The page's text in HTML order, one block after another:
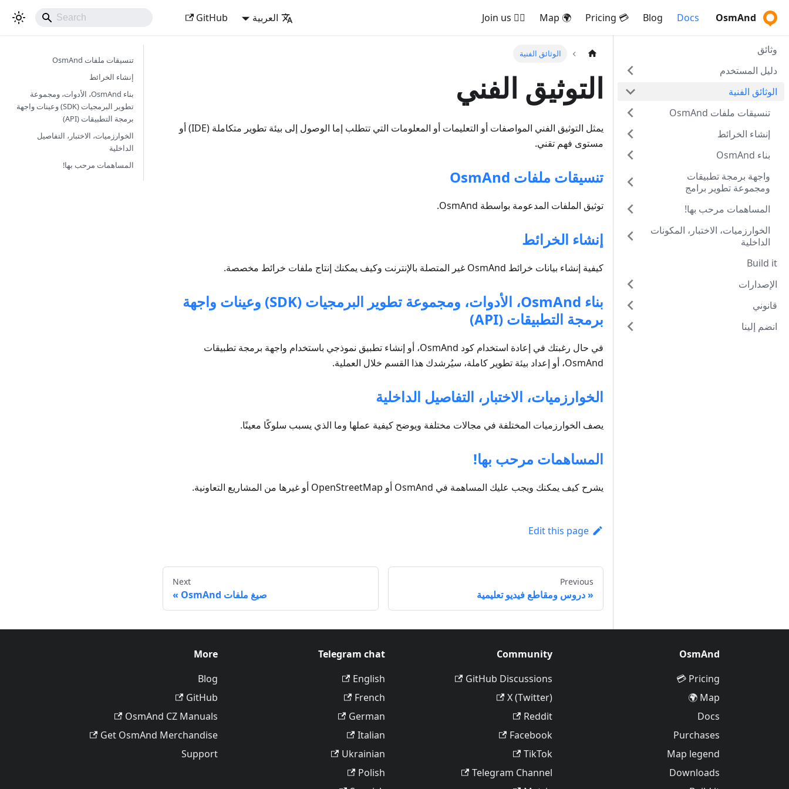
OsmAnd
Docs
Blog
💳 Pricing
🌍 Map
🚵‍♂️ Join us العربية GitHub
وثائق
دليل المستخدم
الوثائق الفنية
تنسيقات ملفات OsmAnd
إنشاء الخرائط
بناء OsmAnd
واجهة برمجة تطبيقات
ومجموعة تطوير برامج
المساهمات مرحب بها!
الخوارزميات، الاختبار، المكونات
الداخلية
Build it
الإصدارات
قانوني
انضم إلينا
الوثائق الفنية
التوثيق الفني
يمثل التوثيق الفني المواصفات أو التعليمات أو المعلومات التي تتطلب إما الوصول إلى بيئة تطوير متكاملة (IDE) أو
مستوى فهم تقني.
تنسيقات ملفات OsmAnd
توثيق الملفات المدعومة بواسطة OsmAnd.
إنشاء الخرائط
كيفية إنشاء بيانات خرائط OsmAnd غير المتصلة بالإنترنت وكيف يمكنك إنتاج ملفات خرائط مخصصة.
بناء OsmAnd، الأدوات، ومجموعة تطوير البرمجيات (SDK) وعينات واجهة
برمجة التطبيقات (API)
في حال رغبتك في إعادة استخدام كود OsmAnd، أو إنشاء تطبيق نموذجي باستخدام واجهة برمجة تطبيقات
OsmAnd، أو إعداد بيئة تطوير كاملة، سيُرشدك هذا القسم خلال العملية.
الخوارزميات، الاختبار، التفاصيل الداخلية
يصف الخوارزميات المختلفة في مجالات مختلفة ويوضح كيفية عملها وما الذي يسبب سلوكًا معينًا.
المساهمات مرحب بها!
يشرح كيف يمكنك ويجب عليك المساهمة في OsmAnd أو OpenStreetMap أو غيرها من المشاريع التعاونية.
Edit this page
Previous
دروس ومقاطع فيديو تعليمية
Next
صيغ ملفات OsmAnd
تنسيقات ملفات OsmAnd
إنشاء الخرائط
بناء OsmAnd، الأدوات، ومجموعة
تطوير البرمجيات (SDK) وعينات واجهة
برمجة التطبيقات (API)
الخوارزميات، الاختبار، التفاصيل
الداخلية
المساهمات مرحب بها!
OsmAnd
Pricing 💳
Map 🌍
Docs
Purchases
Map legend
Downloads
Community
GitHub Discussions
X (Twitter)
Reddit
Facebook
TikTok
Telegram Channel
Telegram chat
English
French
German
Italian
Ukrainian
Polish
More
Blog
GitHub
OsmAnd CZ Manuals
Get OsmAnd Merchandise
Support